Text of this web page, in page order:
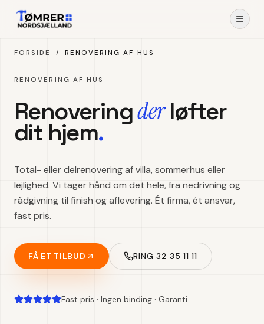
FORSIDE / RENOVERING AF HUS
RENOVERING AF HUS
Renoveringder løfter
dit hjem.
Total- eller delrenovering af villa, sommerhus eller
lejlighed. Vi tager hånd om det hele, fra nedrivning og
rådgivning til finish og aflevering. Ét firma, ét ansvar,
fast pris.
FÅ ET TILBUD RING 32 35 11 11
Fast pris · Ingen binding · Garanti